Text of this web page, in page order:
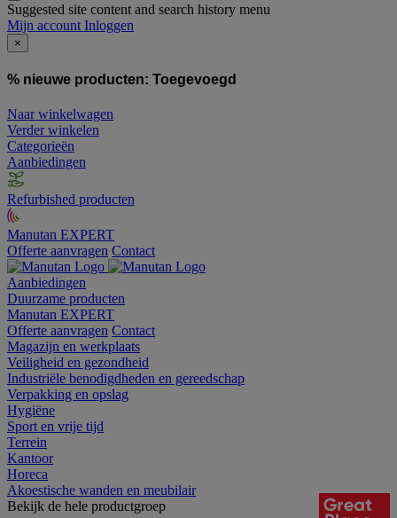
Suggested site content and search history menu
Mijn account Inloggen
×
% nieuwe producten: Toegevoegd
Naar winkelwagen
Verder winkelen
Categorieën
Aanbiedingen
Refurbished producten
Manutan EXPERT
Offerte aanvragen Contact
Aanbiedingen
Duurzame producten
Manutan EXPERT
Offerte aanvragen Contact
Magazijn en werkplaats
Veiligheid en gezondheid
Industriële benodigdheden en gereedschap
Verpakking en opslag
Hygiëne
Sport en vrije tijd
Terrein
Kantoor
Horeca
Akoestische wanden en meubilair
Bekijk de hele productgroep